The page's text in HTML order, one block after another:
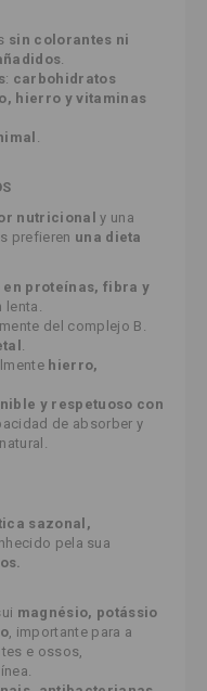
sin colorantes ni
.
: carbohidratos
hierro y vitaminas
.
nutricional y una
prefieren una dieta
proteínas, fibra y
lenta.
del complejo B.
.
hierro,
y respetuoso con
de absorber y
sazonal,
pela sua
magnésio, potássio
, importante para a
e ossos,